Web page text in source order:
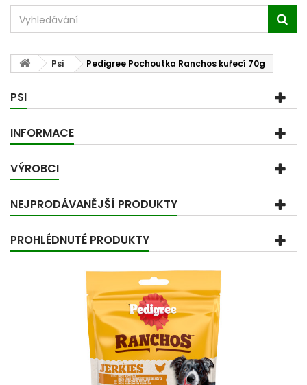
Psi Pedigree Pochoutka Ranchos kuřecí 70g
PSI
INFORMACE
VÝROBCI
NEJPRODÁVANĚJŠÍ PRODUKTY
PROHLÉDNUTÉ PRODUKTY